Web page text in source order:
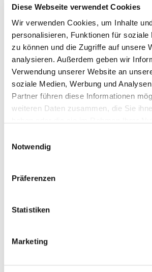
Diese Webseite verwendet Cookies
Wir verwenden Cookies, um Inhalte
personalisieren, Funktionen für soziale
zu können und die Zugriffe auf unsere
analysieren. Außerdem geben wir
Verwendung unserer Website an
soziale Medien, Werbung und
Partner führen diese Informationen
weiteren Daten zusammen, die Sie
Notwendig
Präferenzen
Statistiken
Marketing
des abnormalen Blutflusses.
Schnelle Erholung:Kurze
ambulant durchführbar.
Hohe Erfolgsquote:Viele
über langfristige
Alternative zur Operation:
eine Operation vermeiden oder
Kniegelenk